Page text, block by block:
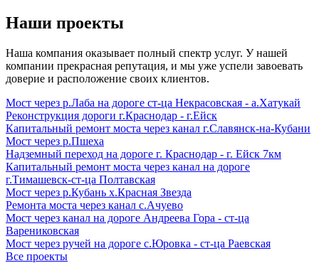
Наши проекты
Наша компания оказывает полный спектр услуг. У нашей
компании прекрасная репутация, и мы уже успели завоевать
доверие и расположение своих клиентов.
Мост через р.Лаба на дороге ст-ца Некрасовская - а.Хатукай
Реконструкция дороги г.Краснодар - г.Ейск
Капитальный ремонт моста через канал г.Славянск-на-Кубани
Мост через р.Пшеха
Надземный переход на дороге г. Краснодар - г. Ейск 7км
Капитальный ремонт моста через канал на дороге
г.Тимашевск-ст-ца Полтавская
Мост через р.Кубань х.Красная Звезда
Ремонта моста через канал с.Ачуево
Мост через канал на дороге Андреева Гора - ст-ца
Варениковская
Мост через ручей на дороге с.Юровка - ст-ца Раевская
Все проекты